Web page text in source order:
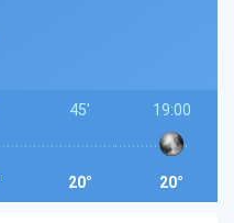
45'
20°
19:00
20°